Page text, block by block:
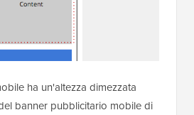
ha un'altezza dimezzata
banner pubblicitario mobile di